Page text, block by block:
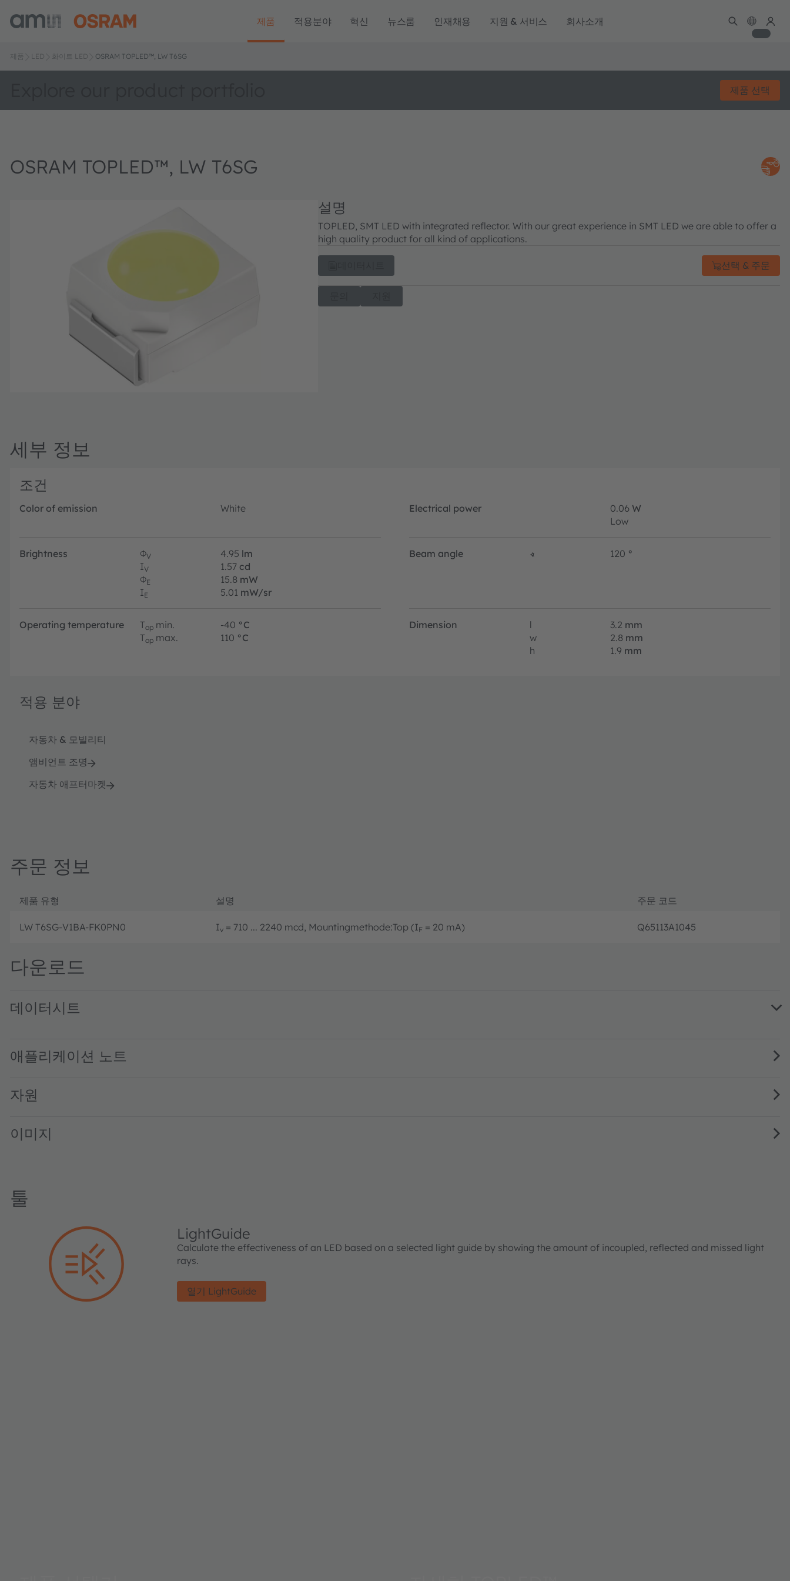
제품 적용분야 혁신 뉴스룸 인재채용 지원 & 서비스 회사소개
제품 LED 화이트 LED OSRAM TOPLED™, LW T6SG
제품 선택
OSRAM TOPLED™, LW T6SG
설명
TOPLED, SMT LED with integrated reflector. With our great experience in SMT LED we are able to offer a
high quality product for all kind of applications.
선택 & 주문
세부 정보
조건
Color of emission White Electrical power 0.06 W
Low
Brightness ΦV 4.95 lm
IV 1.57 cd
ΦE 15.8 mW
IE 5.01 mW/sr
Beam angle ∢ 120 °
Operating temperature Top min. -40 °C
Top max. 110 °C
Dimension l 3.2 mm
w
2.8 mm
h
1.9 mm
적용 분야
자동차 & 모빌리티
앰비언트 조명
자동차 애프터마켓
주문 정보
제품 유형 설명 주문 코드
LW T6SG-V1BA-FK0PN0 Iv = 710 ... 2240 mcd, Mountingmethode:Top (IF = 20 mA) Q65113A1045
다운로드
데이터시트
애플리케이션 노트
자원
이미지
툴
LightGuide
Calculate the effectiveness of an LED based on a selected light guide by showing the amount of incoupled, reflected and missed light
rays.
열기 LightGuide